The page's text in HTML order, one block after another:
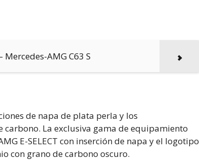
AMG C63 S
de napa de plata perla y los
carbono. La exclusiva gama de equipamiento
E-SELECT con inserción de napa y el logotipo
con grano de carbono oscuro.